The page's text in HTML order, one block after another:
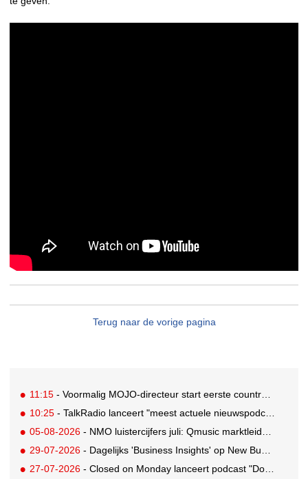
Terug naar de vorige pagina
11:15 - Voormalig MOJO-directeur start eerste country radiozender. van Nederland
10:25 - TalkRadio lanceert "meest actuele nieuwspodcast van Nederland"
05-08-2026 - NMO luistercijfers juli: Qmusic marktleider, gevolgd door NPO2 en 538
29-07-2026 - Dagelijks 'Business Insights' op New Business Radio
27-07-2026 - Closed on Monday lanceert podcast "Dood op Dinsdag" met knipoog naar de reclameindustrie